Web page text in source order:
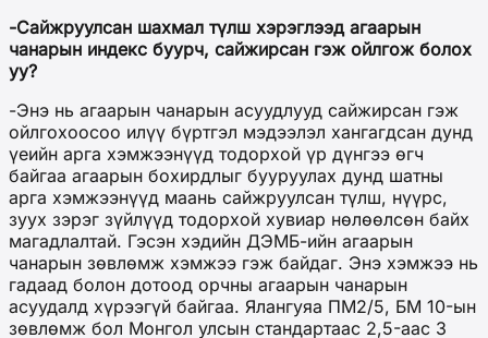
-Сайжруулсан шахмал түлш хэрэглээд агаарын
чанарын индекс буурч, сайжирсан гэж ойлгож болох
уу?
-Энэ нь агаарын чанарын асуудлууд сайжирсан гэж
ойлгохоосоо илүү бүртгэл мэдээлэл хангагдсан дунд
үеийн арга хэмжээнүүд тодорхой үр дүнгээ өгч
байгаа агаарын бохирдлыг бууруулах дунд шатны
арга хэмжээнүүд маань сайжруулсан түлш, нүүрс,
зуух зэрэг зүйлүүд тодорхой хувиар нөлөөлсөн байх
магадлалтай. Гэсэн хэдийн ДЭМБ-ийн агаарын
чанарын зөвлөмж хэмжээ гэж байдаг. Энэ хэмжээ нь
гадаад болон дотоод орчны агаарын чанарын
асуудалд хүрээгүй байгаа. Ялангуяа ПM2/5, БМ 10-ын
зөвлөмж бол Монгол улсын стандартаас 2,5-аас 3